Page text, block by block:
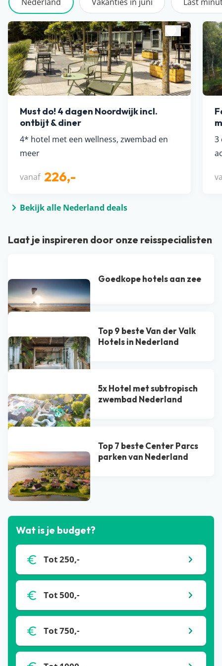
Must do! 4 dagen Noordwijk incl.
ontbijt & diner
4* hotel met een wellness, zwembad en
meer
vanaf 226,-
3
Bekijk alle Nederland deals
Laat je inspireren door onze reisspecialisten
Goedkope hotels aan zee
Top 9 beste Van der Valk
Hotel​s in Nederland
5x Hotel met subtropisch
zwembad Nederland
Top 7 beste Center Parcs
parken van Nederland
Bekijk alle blogs
Wat is je budget?
Tot 250,-
Tot 500,-
Tot 750,-